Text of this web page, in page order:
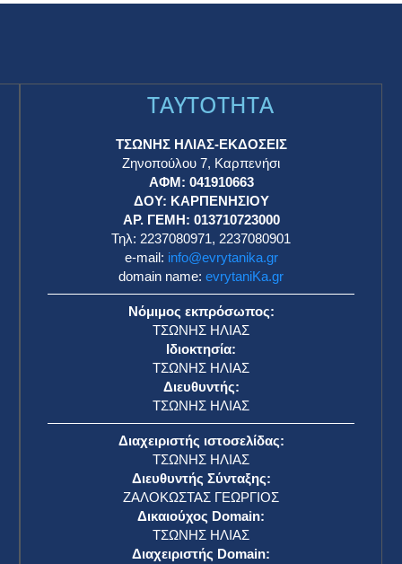
TAYTOTHTA
ΤΣΩΝΗΣ ΗΛΙΑΣ-ΕΚΔΟΣΕΙΣ
Ζηνοπούλου 7, Καρπενήσι
ΑΦΜ: 041910663
ΔΟΥ: ΚΑΡΠΕΝΗΣΙΟΥ
ΑΡ. ΓΕΜΗ: 013710723000
Τηλ: 2237080971, 2237080901
e-mail: info@evrytanika.gr
domain name: evrytaniKa.gr
Νόμιμος εκπρόσωπος:
ΤΣΩΝΗΣ ΗΛΙΑΣ
Ιδιοκτησία:
ΤΣΩΝΗΣ ΗΛΙΑΣ
Διευθυντής:
ΤΣΩΝΗΣ ΗΛΙΑΣ
Διαχειριστής ιστοσελίδας:
ΤΣΩΝΗΣ ΗΛΙΑΣ
Διευθυντής Σύνταξης:
ΖΑΛΟΚΩΣΤΑΣ ΓΕΩΡΓΙΟΣ
Δικαιούχος Domain:
ΤΣΩΝΗΣ ΗΛΙΑΣ
Διαχειριστής Domain: